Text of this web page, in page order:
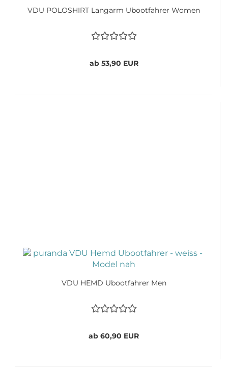
VDU POLOSHIRT Langarm Ubootfahrer Women
ab 53,90 EUR
VDU HEMD Ubootfahrer Men
ab 60,90 EUR